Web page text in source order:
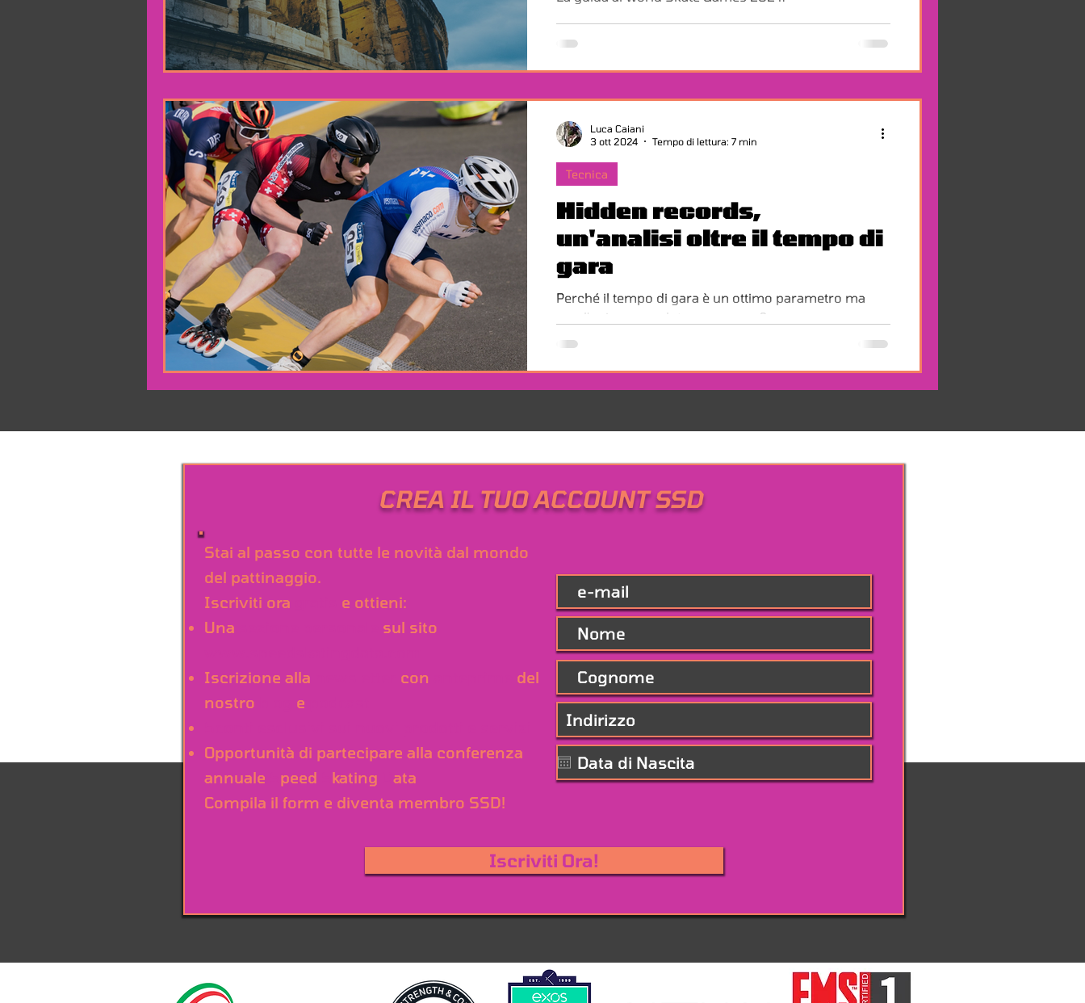
Hidden records,
un'analisi oltre il tempo di
gara
Perché il tempo di gara è un ottimo parametro ma
non l'unico per valutare una gara?
Tecnica
Luca Caiani
3 ott 2024
Tempo di lettura: 7 min
CREA IL TUO ACCOUNT SSD
Stai al passo con tutte le novità dal mondo
del pattinaggio.
Iscriviti ora
e ottieni:
Una
sul sito
Iscrizione alla
con
del
nostro
e
Opportunità di partecipare alla conferenza
annuale
peed kating
ata
Compila il form e diventa membro SSD!
Iscriviti Ora!